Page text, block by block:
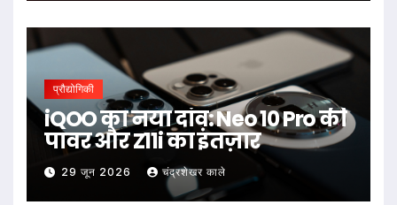
प्रौद्योगिकी
iQOO का नया दांव: Neo 10 Pro की
पावर और Z11i का इंतज़ार
29 जून 2026 चंद्रशेखर काले